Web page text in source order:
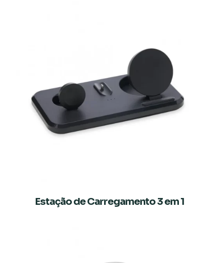
Estação de Carregamento 3 em 1